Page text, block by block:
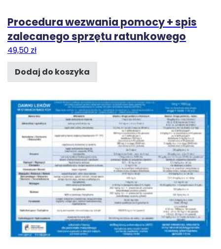
Procedura wezwania pomocy + spis
zalecanego sprzętu ratunkowego
49,50 zł
Dodaj do koszyka